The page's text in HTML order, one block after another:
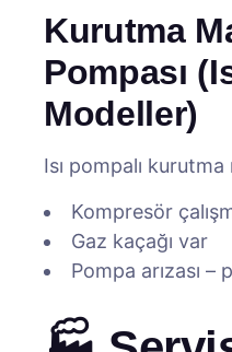
Kurutma
Pompası
Modeller)
Isı pompalı
Kompresör
Gaz kaçağı var
Pompa arızası